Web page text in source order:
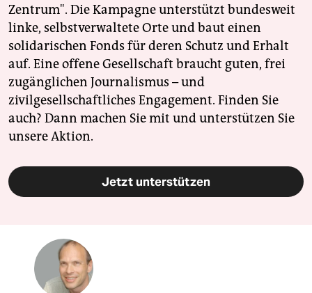
Zentrum". Die Kampagne unterstützt bundesweit
linke, selbstverwaltete Orte und baut einen
solidarischen Fonds für deren Schutz und Erhalt
auf. Eine offene Gesellschaft braucht guten, frei
zugänglichen Journalismus – und
zivilgesellschaftliches Engagement. Finden Sie
auch? Dann machen Sie mit und unterstützen Sie
unsere Aktion.
Jetzt unterstützen